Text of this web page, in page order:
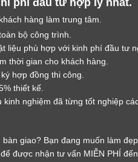
phí đầu tư hợp lý nhất.
hàng làm trung tâm.
bộ công trình.
liệu phù hợp với kinh phí đầu tư
thời gian cho khách hàng.
hợp đồng thi công.
thiết kế.
kinh nghiệm đã từng tốt nghiệp
giao? Bạn đang muốn làm
được nhận tư vấn MIỄN PHÍ